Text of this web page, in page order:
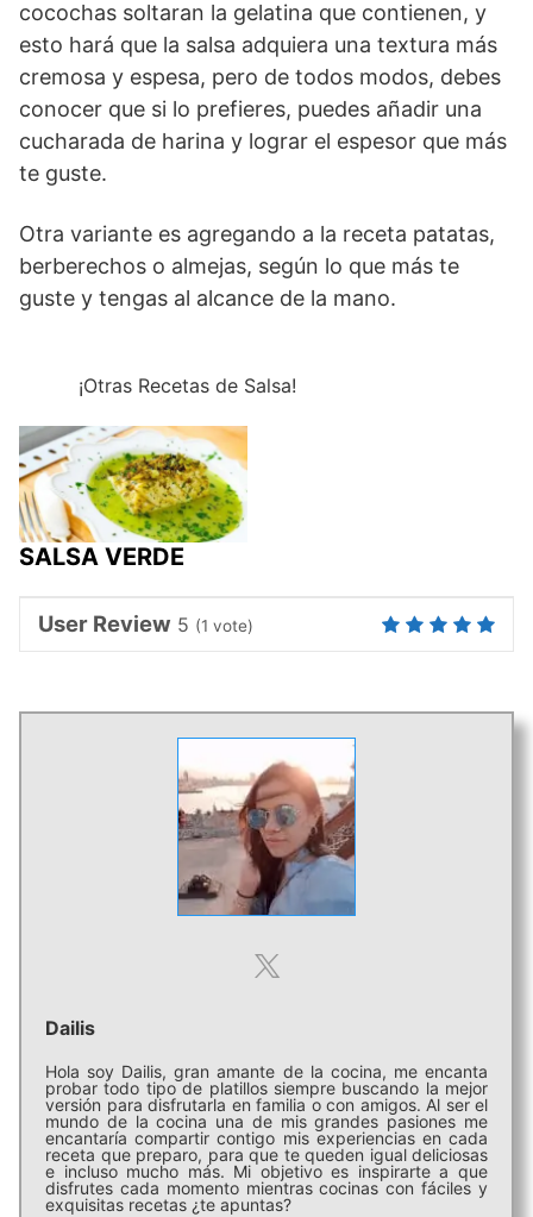
cocochas soltaran la gelatina que contienen, y
esto hará que la salsa adquiera una textura más
cremosa y espesa, pero de todos modos, debes
conocer que si lo prefieres, puedes añadir una
cucharada de harina y lograr el espesor que más
te guste.
Otra variante es agregando a la receta patatas,
berberechos o almejas, según lo que más te
guste y tengas al alcance de la mano.
¡Otras Recetas de Salsa!
SALSA VERDE
User Review 5 (1 vote)
Dailis
Hola soy Dailis, gran amante de la cocina, me encanta
probar todo tipo de platillos siempre buscando la mejor
versión para disfrutarla en familia o con amigos. Al ser el
mundo de la cocina una de mis grandes pasiones me
encantaría compartir contigo mis experiencias en cada
receta que preparo, para que te queden igual deliciosas
e incluso mucho más. Mi objetivo es inspirarte a que
disfrutes cada momento mientras cocinas con fáciles y
exquisitas recetas ¿te apuntas?